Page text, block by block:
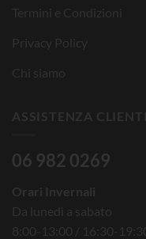
Termini e Condizioni
Privacy Policy
Chi siamo
ASSISTENZA CLIENTI
06 982 0269
Orari Invernali
Da lunedì a sabato
8:00-13:00 / 16:30-